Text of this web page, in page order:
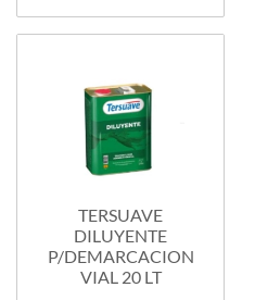
TERSUAVE
DILUYENTE
P/DEMARCACION
VIAL 20 LT